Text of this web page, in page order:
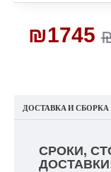
₪1745
ДОСТАВКА И СБОРКА
СРОКИ,